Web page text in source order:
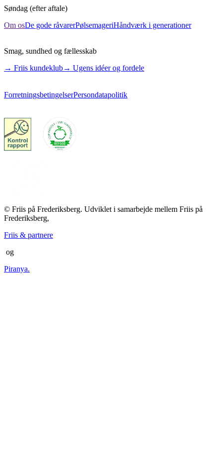
Søndag (efter aftale)
Om osDe gode råvarerPølsemageriHåndværk i generationer
Smag, sundhed og fællesskab
→ Friis kundeklub→ Ugens idéer og fordele
ForretningsbetingelserPersondatapolitik
© Friis på Frederiksberg. Udviklet i samarbejde mellem Friis på
Frederiksberg,
Friis & partnere
og
Piranya.